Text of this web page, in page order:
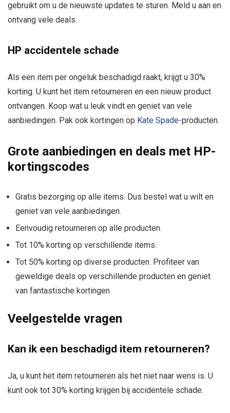
gebruikt om u de nieuwste updates te sturen. Meld u aan en
ontvang vele deals.
HP accidentele schade
Als een item per ongeluk beschadigd raakt, krijgt u 30%
korting. U kunt het item retourneren en een nieuw product
ontvangen. Koop wat u leuk vindt en geniet van vele
aanbiedingen. Pak ook kortingen op Kate Spade-producten.
Grote aanbiedingen en deals met HP-
kortingscodes
Gratis bezorging op alle items. Dus bestel wat u wilt en
geniet van vele aanbiedingen.
Eenvoudig retourneren op alle producten.
Tot 10% korting op verschillende items.
Tot 50% korting op diverse producten. Profiteer van
geweldige deals op verschillende producten en geniet
van fantastische kortingen
Veelgestelde vragen
Kan ik een beschadigd item retourneren?
Ja, u kunt het item retourneren als het niet naar wens is. U
kunt ook tot 30% korting krijgen bij accidentele schade.